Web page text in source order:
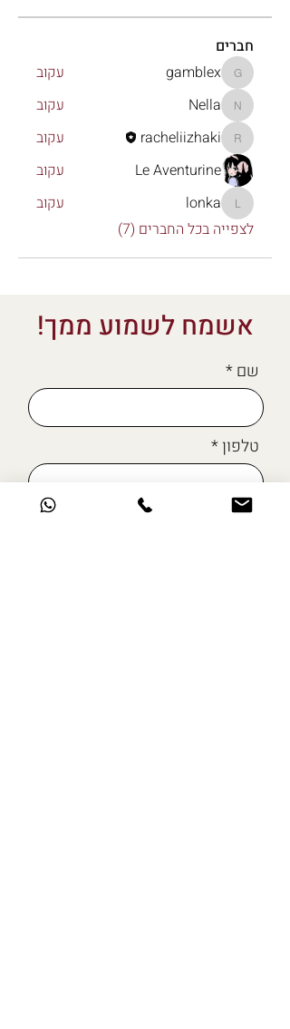
חברים
gamblex
gamblex עקוב
Nella
Nella עקוב
racheliizhaki
racheliizhaki
עקוב
Le Aventurine
עקוב
lonka
lonka
עקוב
לצפייה בכל החברים (7)
אשמח לשמוע ממך!
שם
טלפון